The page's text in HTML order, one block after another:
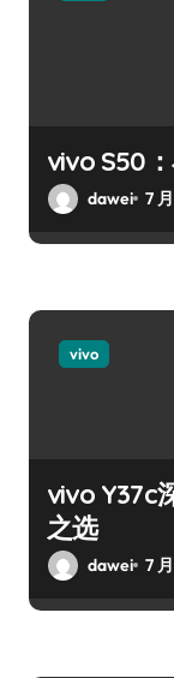
vivo S50
dawei 7
vivo
vivo Y37c
之选
dawei 7